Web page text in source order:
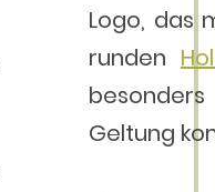
Logo, das
runden
Geltung